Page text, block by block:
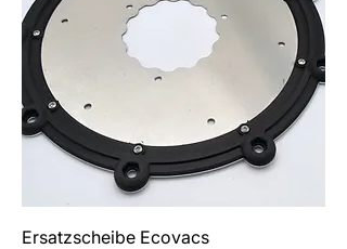
Ersatzscheibe Ecovacs